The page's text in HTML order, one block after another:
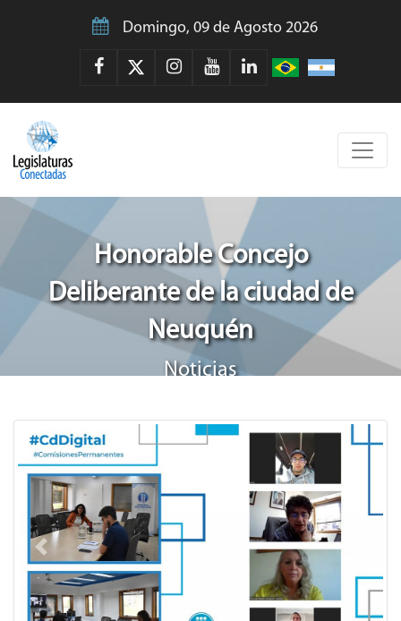
Domingo, 09 de Agosto 2026
Honorable Concejo
Deliberante de la ciudad de
Neuquén
Noticias
Previous